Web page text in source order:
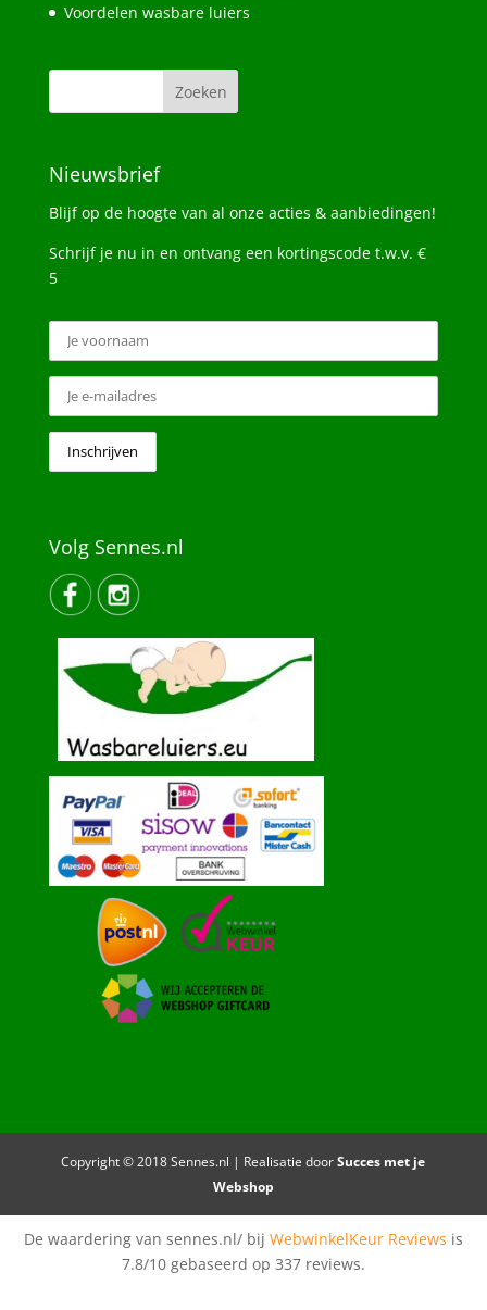
Voordelen wasbare luiers
Nieuwsbrief
Blijf op de hoogte van al onze acties & aanbiedingen!
Schrijf je nu in en ontvang een kortingscode t.w.v. €
5
Volg Sennes.nl
Copyright © 2018 Sennes.nl | Realisatie doorSucces met je
Webshop
De waardering van sennes.nl/ bij WebwinkelKeur Reviews is
7.8/10 gebaseerd op 337 reviews.